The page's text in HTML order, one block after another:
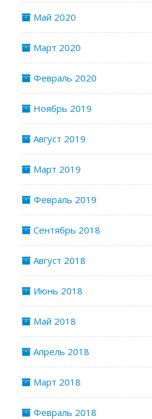
Май 2020
Март 2020
Февраль 2020
Ноябрь 2019
Август 2019
Март 2019
Февраль 2019
Сентябрь 2018
Август 2018
Июнь 2018
Май 2018
Апрель 2018
Март 2018
Февраль 2018